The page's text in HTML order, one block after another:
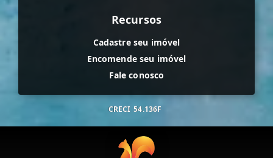
Recursos
Cadastre seu imóvel
Encomende seu imóvel
Fale conosco
CRECI 54.136F